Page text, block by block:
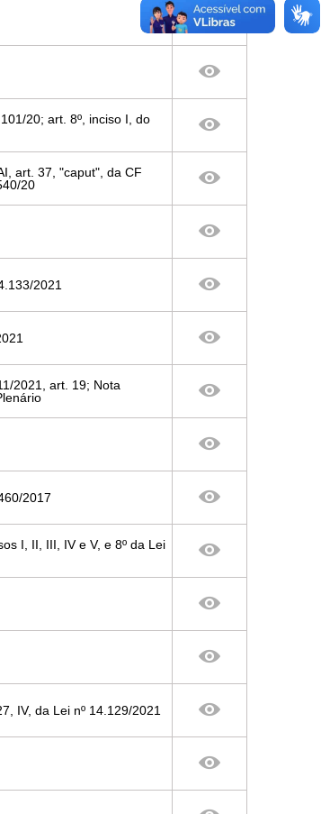
20; art. 8º, inciso I, do
art. 37, "caput", da CF
20
2021
2021, art. 19; Nota
2017
I, II, III, IV e V, e 8º da Lei
IV, da Lei nº 14.129/2021